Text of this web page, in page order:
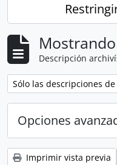
Descripción
Remove filter:
Sólo las descripciones
Opciones
Imprimir vista previa